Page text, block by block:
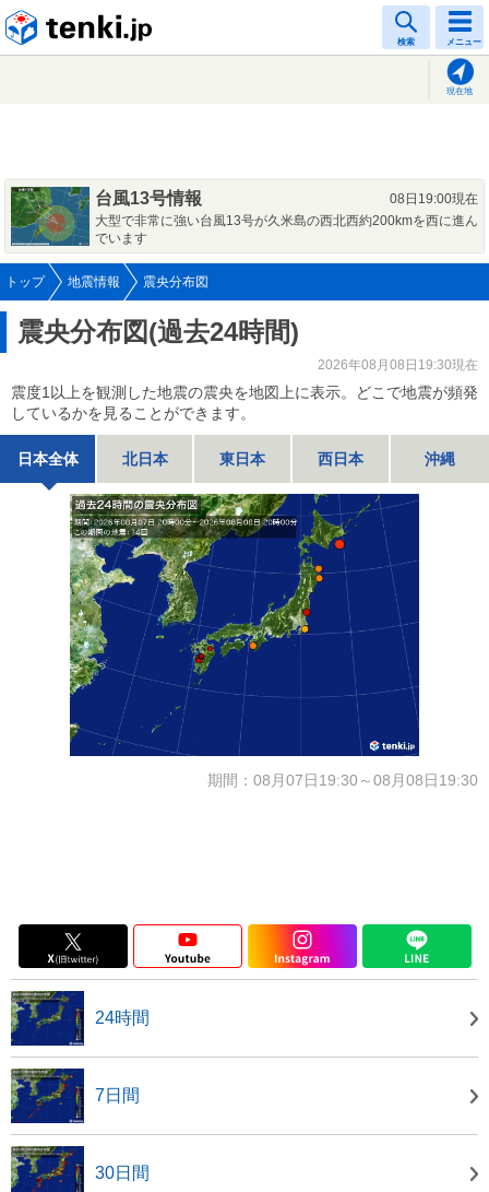
検索 メニュー
現在地
台風13号情報
08日19:00現在
大型で非常に強い台風13号が久米島の西北西約200kmを西に進ん
でいます
トップ 地震情報 震央分布図
震央分布図(過去24時間)
2026年08月08日19:30現在
震度1以上を観測した地震の震央を地図上に表示。どこで地震が頻発
しているかを見ることができます。
日本全体 北日本 東日本 西日本 沖縄
期間：08月07日19:30～08月08日19:30
24時間
7日間
30日間